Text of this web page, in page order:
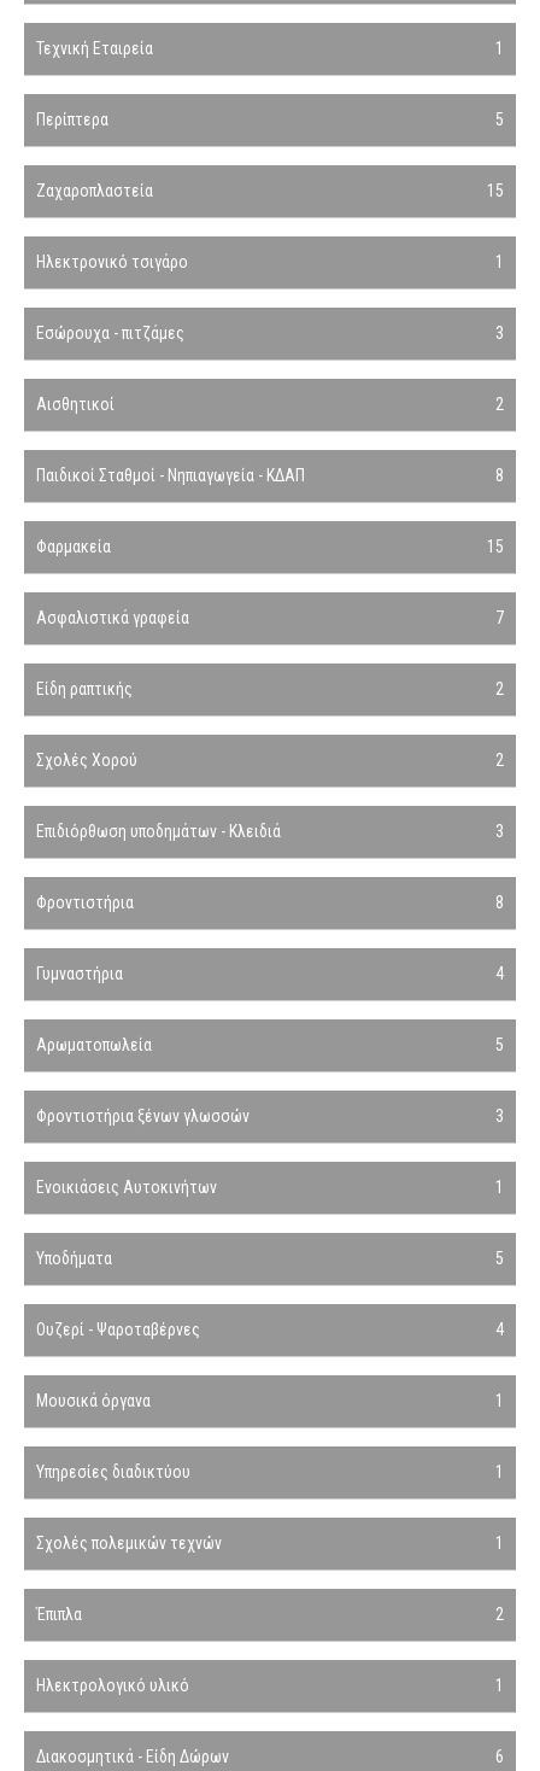
Τεχνική Εταιρεία 1
Περίπτερα 5
Ζαχαροπλαστεία 15
Ηλεκτρονικό τσιγάρο 1
Εσώρουχα - πιτζάμες 3
Αισθητικοί 2
Παιδικοί Σταθμοί - Νηπιαγωγεία - ΚΔΑΠ 8
Φαρμακεία 15
Ασφαλιστικά γραφεία 7
Είδη ραπτικής 2
Σχολές Χορού 2
Επιδιόρθωση υποδημάτων - Κλειδιά 3
Φροντιστήρια 8
Γυμναστήρια 4
Αρωματοπωλεία 5
Φροντιστήρια ξένων γλωσσών 3
Ενοικιάσεις Αυτοκινήτων 1
Υποδήματα 5
Ουζερί - Ψαροταβέρνες 4
Μουσικά όργανα 1
Υπηρεσίες διαδικτύου 1
Σχολές πολεμικών τεχνών 1
Έπιπλα 2
Ηλεκτρολογικό υλικό 1
Διακοσμητικά - Είδη Δώρων 6